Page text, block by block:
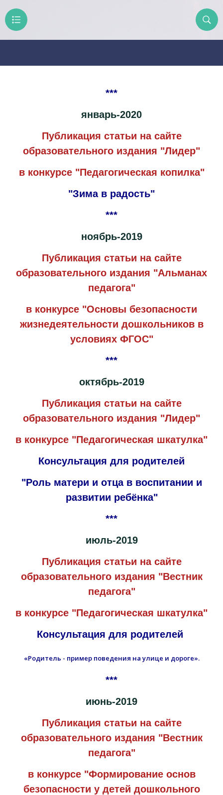
***
январь-2020
Публикация статьи на сайте
образовательного издания "Лидер"
в конкурсе "Педагогическая копилка"
"Зима в радость"
***
ноябрь-2019
Публикация статьи на сайте
образовательного издания "Альманах
педагога"
в конкурсе "Основы безопасности
жизнедеятельности дошкольников в
условиях ФГОС"
***
октябрь-2019
Публикация статьи на сайте
образовательного издания "Лидер"
в конкурсе "Педагогическая шкатулка"
Консультация для родителей
"Роль матери и отца в воспитании и
развитии ребёнка"
***
июль-2019
Публикация статьи на сайте
образовательного издания "Вестник
педагога"
в конкурсе "Педагогическая шкатулка"
Консультация для родителей
«Родитель - пример поведения на улице и дороге».
***
июнь-2019
Публикация статьи на сайте
образовательного издания "Вестник
педагога"
в конкурсе "Формирование основ
безопасности у детей дошкольного